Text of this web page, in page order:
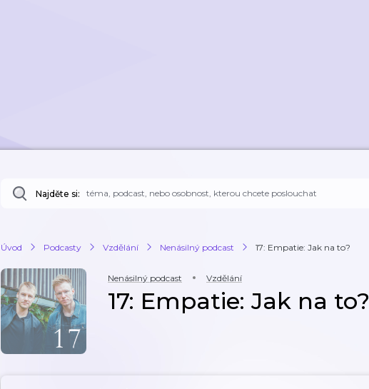
Najděte si:
Úvod Podcasty Vzdělání Nenásilný podcast 17: Empatie: Jak na to?
Nenásilný podcast Vzdělání
17: Empatie: Jak na to?